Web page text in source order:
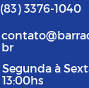
(83) 3376-1040
br
Segunda à
13:00hs